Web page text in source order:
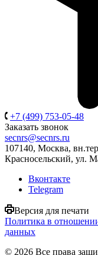
+7 (499) 753-05-48
Заказать звонок
secnrs@secnrs.ru
107140, Москва,
Красносельский, ул.
Вконтакте
Telegram
Версия для печати
Политика в
данных
© 2026 Все права